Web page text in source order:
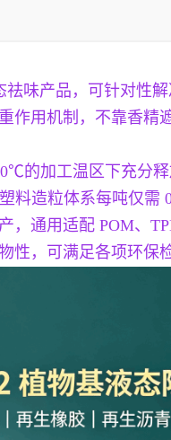
味产品，可针对性
用机制，不靠香精
的加工温区下充分
造粒体系每吨仅
通用适配 POM、
，可满足各项环保